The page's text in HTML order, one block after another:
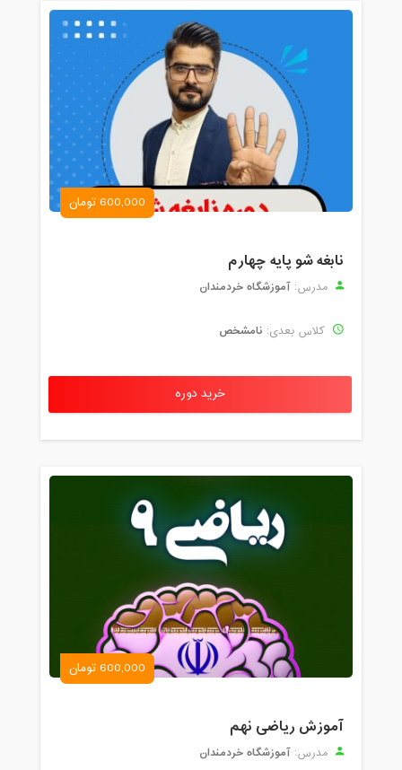
600,000 تومان
نابغه شو پایه چهارم
مدرس: آموزشگاه خردمندان
کلاس بعدی: نامشخص
خرید دوره
600,000 تومان
آموزش ریاضی نهم
مدرس: آموزشگاه خردمندان